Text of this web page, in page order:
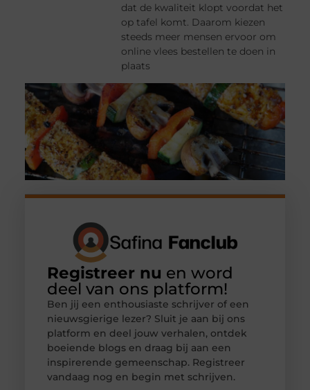
dat de kwaliteit klopt voordat het
op tafel komt. Daarom kiezen
steeds meer mensen ervoor om
online vlees bestellen te doen in
plaats
Registreer nu en word
deel van ons platform!
Ben jij een enthousiaste schrijver of een
nieuwsgierige lezer? Sluit je aan bij ons
platform en deel jouw verhalen, ontdek
boeiende blogs en draag bij aan een
inspirerende gemeenschap. Registreer
vandaag nog en begin met schrijven.